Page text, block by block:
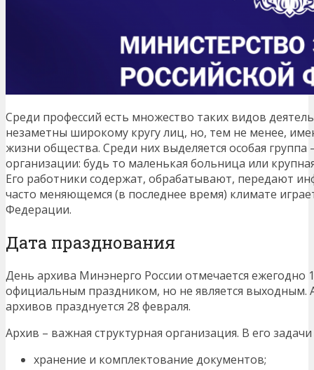
Среди профессий есть множество таких видов
незаметны широкому кругу лиц, но, тем не менее,
жизни общества. Среди них выделяется особая
организации: будь то маленькая больница или
Его работники содержат, обрабатывают, передают
часто меняющемся (в последнее время) климате
Федерации.
Дата празднования
День архива Минэнерго России отмечается ежегодно
официальным праздником, но не является
архивов празднуется 28 февраля.
Архив – важная структурная организация. В его
хранение и комплектование документов;